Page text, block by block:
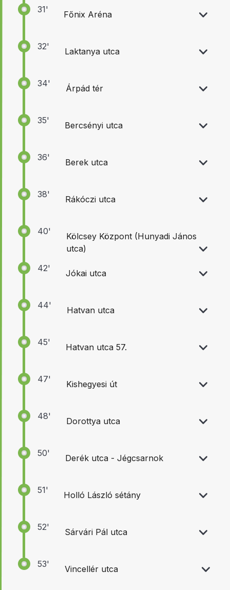
31' Főnix Aréna
32' Laktanya utca
34' Árpád tér
35' Bercsényi utca
36' Berek utca
38' Rákóczi utca
40'
Kölcsey Központ (Hunyadi János
utca)
42'
Jókai utca
44' Hatvan utca
45' Hatvan utca 57.
47' Kishegyesi út
48' Dorottya utca
50' Derék utca - Jégcsarnok
51' Holló László sétány
52' Sárvári Pál utca
53' Vincellér utca